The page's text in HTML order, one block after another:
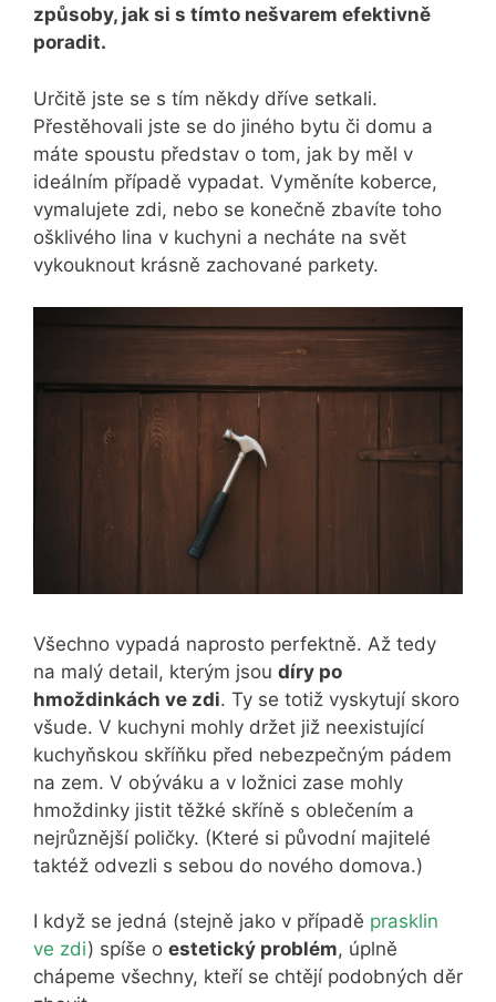
způsoby, jak si s tímto nešvarem efektivně
poradit.
Určitě jste se s tím někdy dříve setkali.
Přestěhovali jste se do jiného bytu či domu a
máte spoustu představ o tom, jak by měl v
ideálním případě vypadat. Vyměníte koberce,
vymalujete zdi, nebo se konečně zbavíte toho
ošklivého lina v kuchyni a necháte na svět
vykouknout krásně zachované parkety.
Všechno vypadá naprosto perfektně. Až tedy
na malý detail, kterým jsou díry po
hmoždinkách ve zdi. Ty se totiž vyskytují skoro
všude. V kuchyni mohly držet již neexistující
kuchyňskou skříňku před nebezpečným pádem
na zem. V obýváku a v ložnici zase mohly
hmoždinky jistit těžké skříně s oblečením a
nejrůznější poličky. (Které si původní majitelé
taktéž odvezli s sebou do nového domova.)
I když se jedná (stejně jako v případě prasklin
ve zdi) spíše o estetický problém, úplně
chápeme všechny, kteří se chtějí podobných děr